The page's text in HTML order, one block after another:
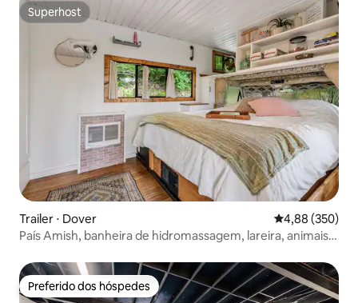
Superhost
Superhost
Trailer ⋅ Dover 4,88 de uma
4,88 (350)
País Amish, banheira de hidromassagem, lareira, animais
Preferido dos hóspedes
Preferido dos hóspedes